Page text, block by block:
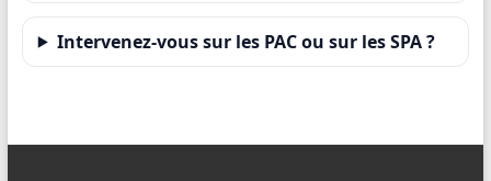
Intervenez-vous sur les PAC ou sur les SPA ?